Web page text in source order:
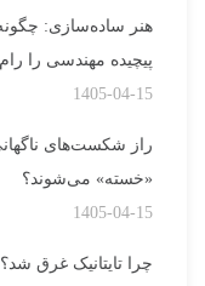
هنر ساده‌سازی:
پیچیده مهندسی را
1405-04-15
راز شکست‌های
«خسته» می‌شوند؟
1405-04-15